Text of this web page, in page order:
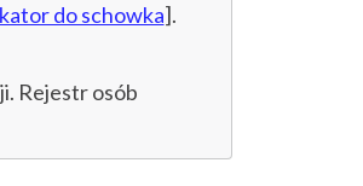
do schowka].
Rejestr osób